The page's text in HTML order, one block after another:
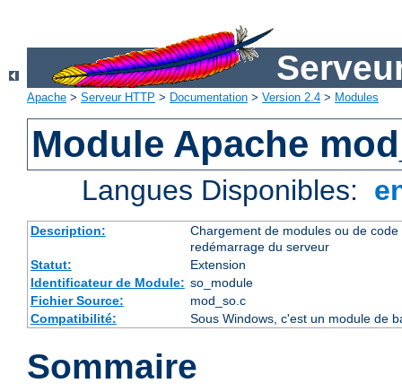
Apache > Serveur HTTP > Documentation > Version 2.4 > Modules
Module Apache
Langues Disponibles:
Description:
Chargement de modules ou de
redémarrage du serveur
Statut:
Extension
Identificateur de Module: so_module
Fichier Source:
mod_so.c
Compatibilité:
Sous Windows, c'est un module de
Sommaire